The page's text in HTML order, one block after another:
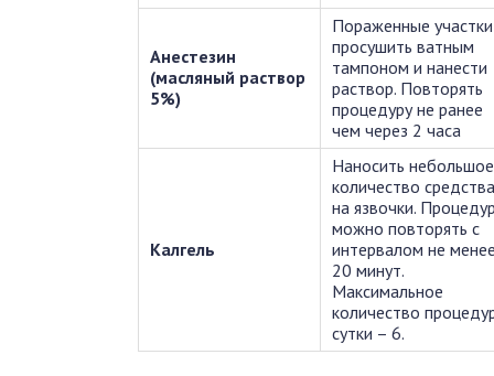
Анестезин
(масляный раствор
5%)
Пораженные участки
просушить ватным
тампоном и нанести
раствор. Повторять
процедуру не ранее
чем через 2 часа
Калгель
Наносить небольшое
количество средства
на язвочки.
можно повторять с
интервалом не
20 минут.
Максимальное
количество
сутки – 6.